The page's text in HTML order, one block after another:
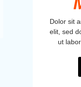
Dolor sit
elit, sed
ut